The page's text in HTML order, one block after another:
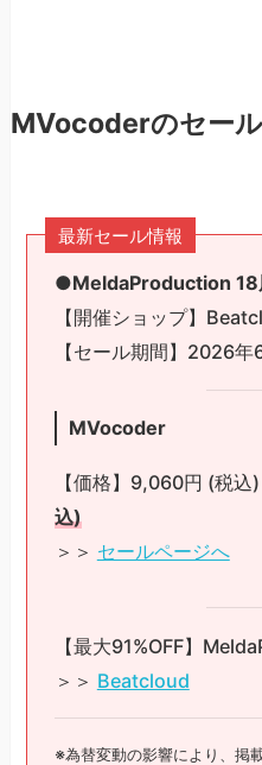
MVocoderのセー
最新セール情報
●MeldaProduction 18
【開催ショップ】
【セール期間】2026
MVocoder
【価格】9,060円 (税
込)
＞＞ セールページへ
【最大91%OFF】
＞＞ Beatcloud
※為替変動の影響により、掲